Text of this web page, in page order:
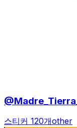
스티커 120개other